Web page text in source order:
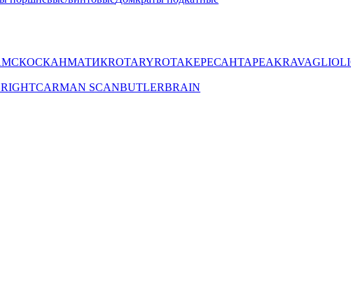
СКОСКАНМАТИКROTARYROTAKEРЕСАНТАPEAKRAVAGLIOLI
CARMAN SCANBUTLERBRAIN